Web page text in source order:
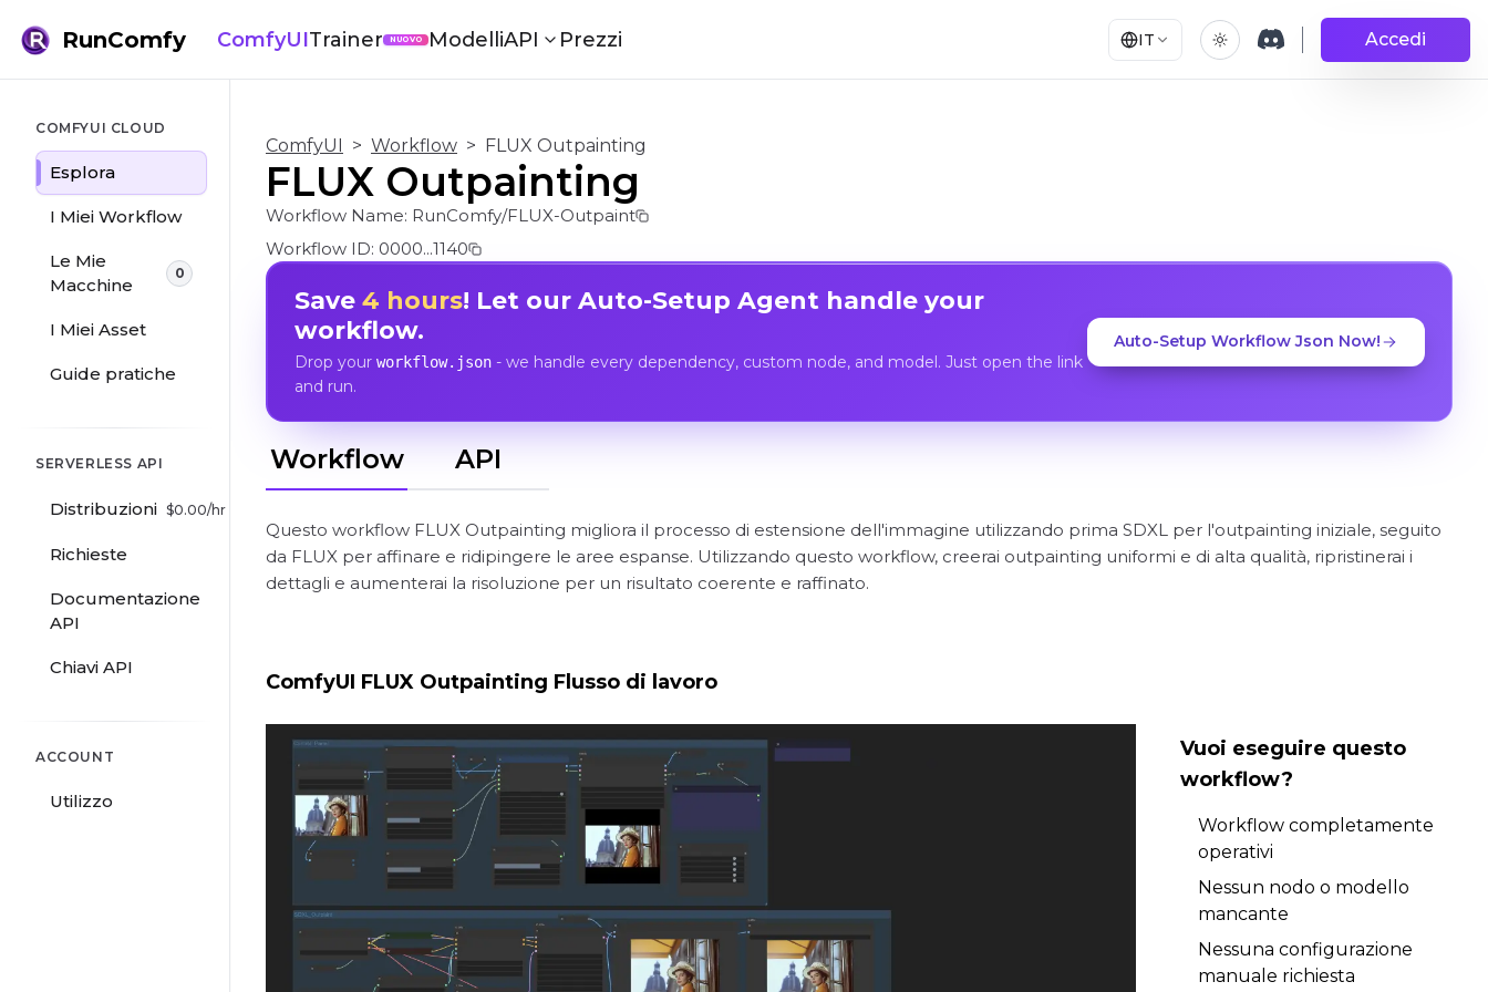
RunComfy ComfyUITrainer NUOVO ModelliAPI Prezzi IT Accedi
COMFYUI CLOUD
Esplora
I Miei Workflow
Le Mie
Macchine
0
I Miei Asset
Guide pratiche
SERVERLESS API
Distribuzioni $0.00/hr
Richieste
Documentazione
API
Chiavi API
ACCOUNT
Utilizzo
ComfyUI > Workflow > FLUX Outpainting
FLUX Outpainting
Workflow Name: RunComfy/FLUX-Outpaint
Workflow ID: 0000...1140
Save 4 hours! Let our Auto-Setup Agent handle your
workflow.
Drop your workflow.json- we handle every dependency, custom node, and model. Just open the link
and run.
Auto-Setup Workflow Json Now!
Workflow API
Questo workflow FLUX Outpainting migliora il processo di estensione dell'immagine utilizzando prima SDXL per l'outpainting iniziale, seguito
da FLUX per affinare e ridipingere le aree espanse. Utilizzando questo workflow, creerai outpainting uniformi e di alta qualità, ripristinerai i
dettagli e aumenterai la risoluzione per un risultato coerente e raffinato.
ComfyUI FLUX Outpainting Flusso di lavoro
Vuoi eseguire questo
workflow?
Workflow completamente
operativi
Nessun nodo o modello
mancante
Nessuna configurazione
manuale richiesta